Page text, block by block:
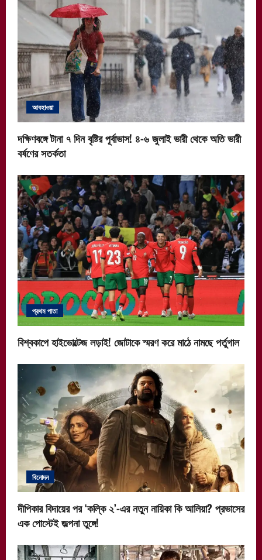
আবহাওয়া
দক্ষিণবঙ্গে টানা ৭ দিন বৃষ্টির পূর্বাভাস! ৪-৬ জুলাই ভারী থেকে অতি ভারী
বর্ষণের সতর্কতা
প্রথম পাতা
বিশ্বকাপে হাইভোল্টেজ লড়াই! জোটাকে স্মরণ করে মাঠে নামছে পর্তুগাল
বিনোদন
দীপিকার বিদায়ের পর ‘কল্কি ২’-এর নতুন নায়িকা কি আলিয়া? প্রভাসের
এক পোস্টেই জল্পনা তুঙ্গে!